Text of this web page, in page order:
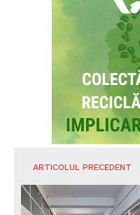
ARTICOLUL PRECEDENT